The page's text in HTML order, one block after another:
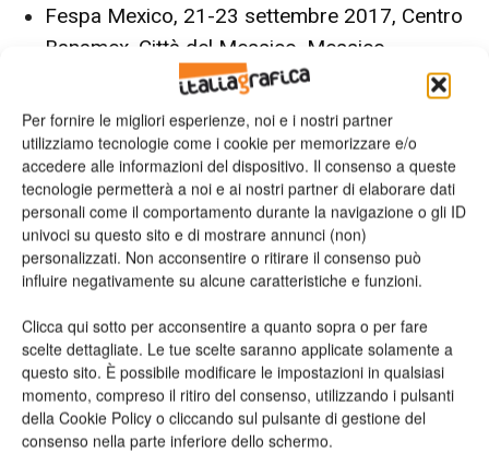
Per fornire le migliori esperienze, noi e i nostri partner
utilizziamo tecnologie come i cookie per memorizzare e/o
accedere alle informazioni del dispositivo. Il consenso a queste
tecnologie permetterà a noi e ai nostri partner di elaborare dati
personali come il comportamento durante la navigazione o gli ID
univoci su questo sito e di mostrare annunci (non)
personalizzati. Non acconsentire o ritirare il consenso può
influire negativamente su alcune caratteristiche e funzioni.
Clicca qui sotto per acconsentire a quanto sopra o per fare
scelte dettagliate. Le tue scelte saranno applicate solamente a
questo sito. È possibile modificare le impostazioni in qualsiasi
momento, compreso il ritiro del consenso, utilizzando i pulsanti
della Cookie Policy o cliccando sul pulsante di gestione del
consenso nella parte inferiore dello schermo.
Fespa Mexico, 21-23 settembre 2017, Centro
Banamex, Città del Messico, Messico
Richiedi maggiori
informazioni
Cognome*